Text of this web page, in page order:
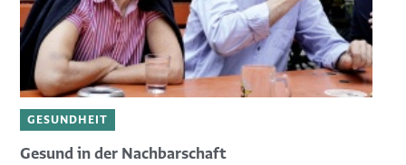
GESUNDHEIT
Gesund in der Nachbarschaft